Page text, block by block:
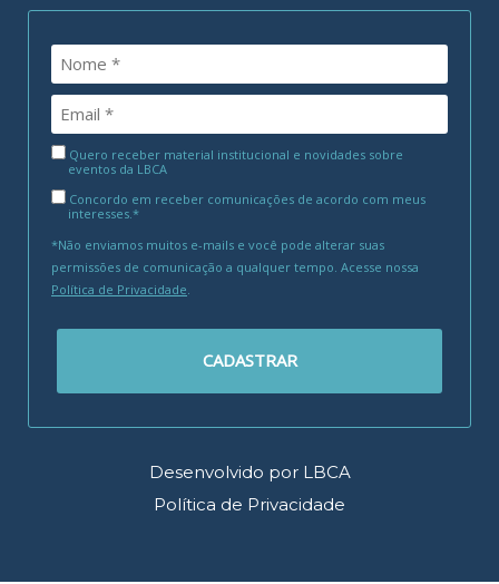
Quero receber material institucional e novidades sobre
eventos da LBCA
Concordo em receber comunicações de acordo com meus
interesses.*
*Não enviamos muitos e-mails e você pode alterar suas
permissões de comunicação a qualquer tempo. Acesse nossa
Política de Privacidade
CADASTRAR
Desenvolvido por LBCA
Política de Privacidade